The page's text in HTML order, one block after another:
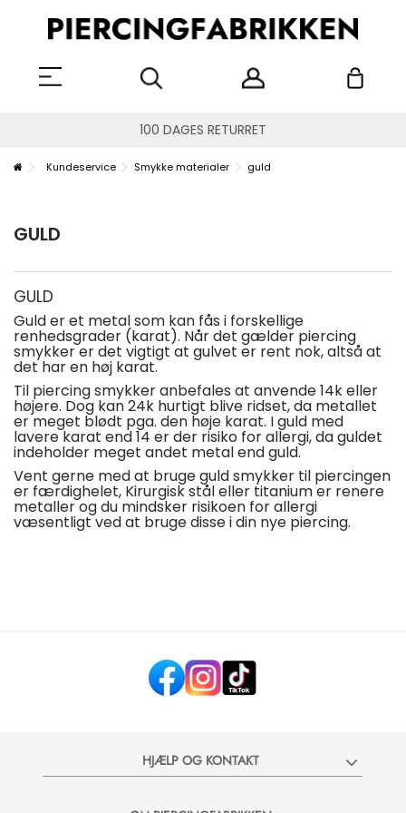
100 DAGES RETURRET
Kundeservice Smykke materialer guld
GULD
GULD
Guld er et metal som kan fås i forskellige
renhedsgrader (karat). Når det gælder piercing
smykker er det vigtigt at gulvet er rent nok, altså at
det har en høj karat.
Til piercing smykker anbefales at anvende 14k eller
højere. Dog kan 24k hurtigt blive ridset, da metallet
er meget blødt pga. den høje karat. I guld med
lavere karat end 14 er der risiko for allergi, da guldet
indeholder meget andet metal end guld.
Vent gerne med at bruge guld smykker til piercingen
er færdighelet, Kirurgisk stål eller titanium er renere
metaller og du mindsker risikoen for allergi
væsentligt ved at bruge disse i din nye piercing.
HJÆLP OG KONTAKT